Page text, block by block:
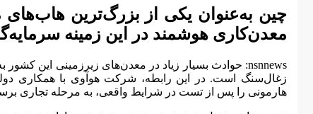
چین به‌عنوان یکی از بزرگ‌ترین
معدن‌کاری هوشمند در این زمینه
زغال‌سنگ است. در این رابطه، شرکت هوآوی با همکاری
هارمونی را پس از تست در شرایط واقعی، به مرحله تجاری‌‌‌‌‌